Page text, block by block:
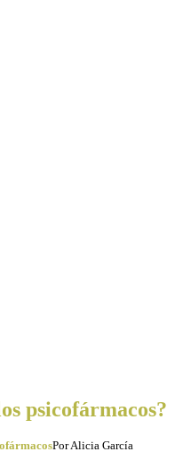
psicofármacos?
PorAlicia García